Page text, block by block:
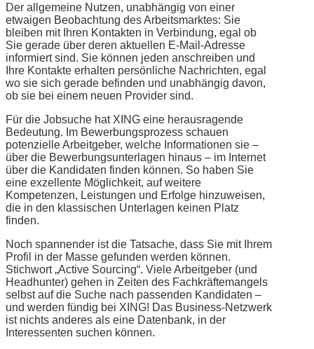
Der allgemeine Nutzen, unabhängig von einer
etwaigen Beobachtung des Arbeitsmarktes: Sie
bleiben mit Ihren Kontakten in Verbindung, egal ob
Sie gerade über deren aktuellen E-Mail-Adresse
informiert sind. Sie können jeden anschreiben und
Ihre Kontakte erhalten persönliche Nachrichten, egal
wo sie sich gerade befinden und unabhängig davon,
ob sie bei einem neuen Provider sind.
Für die Jobsuche hat XING eine herausragende
Bedeutung. Im Bewerbungsprozess schauen
potenzielle Arbeitgeber, welche Informationen sie –
über die Bewerbungsunterlagen hinaus – im Internet
über die Kandidaten finden können. So haben Sie
eine exzellente Möglichkeit, auf weitere
Kompetenzen, Leistungen und Erfolge hinzuweisen,
die in den klassischen Unterlagen keinen Platz
finden.
Noch spannender ist die Tatsache, dass Sie mit Ihrem
Profil in der Masse gefunden werden können.
Stichwort „Active Sourcing“. Viele Arbeitgeber (und
Headhunter) gehen in Zeiten des Fachkräftemangels
selbst auf die Suche nach passenden Kandidaten –
und werden fündig bei XING! Das Business-Netzwerk
ist nichts anderes als eine Datenbank, in der
Interessenten suchen können.